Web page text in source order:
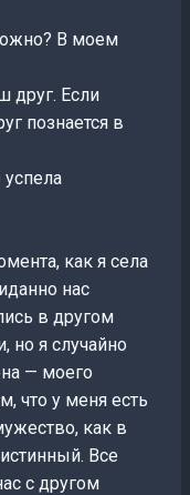
В моем
друг. Если
познается в
как я села
нас
в другом
но я случайно
— моего
что у меня есть
как в
Все
с другом